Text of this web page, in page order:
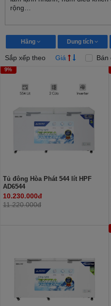
rộng…
Hãng Dung tích
Sắp xếp theo Giá Bán
9%
Tủ đông Hòa Phát 544 lít HPF
AD6544
10.230.000đ
11.220.000đ